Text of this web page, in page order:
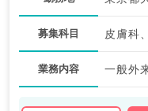
募集科目 皮膚科
業務内容 一般外